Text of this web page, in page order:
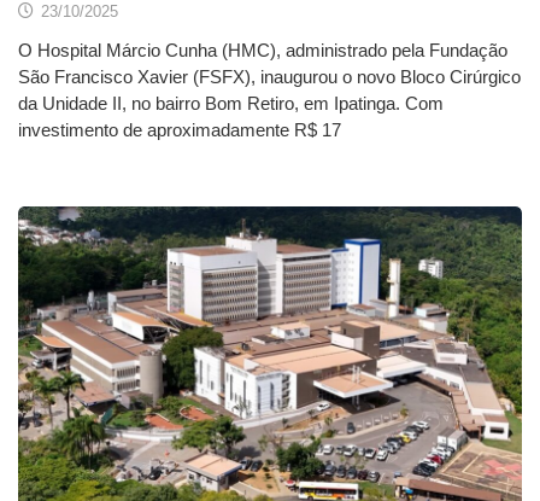
23/10/2025
O Hospital Márcio Cunha (HMC), administrado pela Fundação
São Francisco Xavier (FSFX), inaugurou o novo Bloco Cirúrgico
da Unidade II, no bairro Bom Retiro, em Ipatinga. Com
investimento de aproximadamente R$ 17